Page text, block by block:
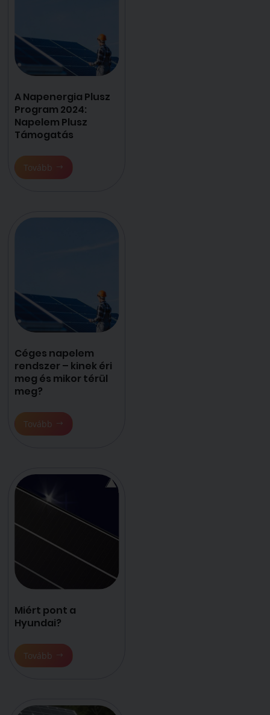
A Napenergia Plusz
Program 2024:
Napelem Plusz
Támogatás
Tovább
Céges napelem
rendszer – kinek éri
meg és mikor térül
meg?
Tovább
Miért pont a
Hyundai?
Tovább